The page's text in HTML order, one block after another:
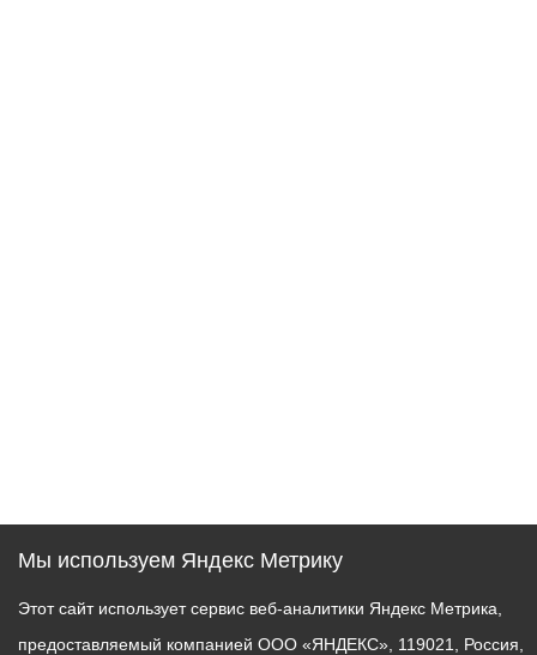
необследованном дне
(особенно головой вниз!),
при нахождении вблизи
Мы используем Яндекс Метрику
Этот сайт использует сервис веб-аналитики Яндекс Метрика,
предоставляемый компанией ООО «ЯНДЕКС», 119021, Россия,